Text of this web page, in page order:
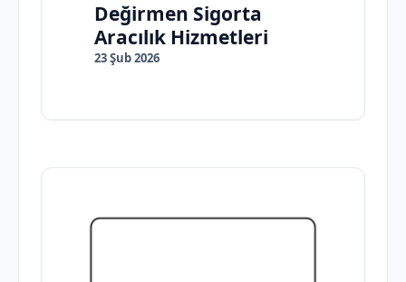
Değirmen Sigorta
Aracılık Hizmetleri
23 Şub 2026